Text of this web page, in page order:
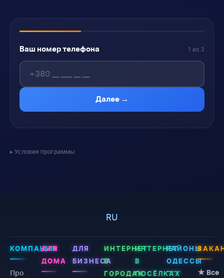
Ваш номер телефона 1 из 3
Далее →
Условия программы
RU
КОМПАНИЯ
Про
ДЛЯ
ДОМА
ДЛЯ
БИЗНЕСА
ИНТЕРНЕТ
В
ГОРОДАХ
ИНТЕРНЕТ
В
ПОСЁЛКАХ
РАЙОНЫ
ОДЕССЫ
★ Все